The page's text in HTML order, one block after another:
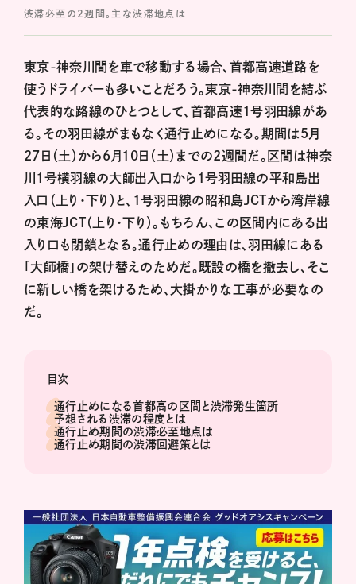
渋滞必至の2週間。主な渋滞地点は
東京-神奈川間を車で移動する場合、首都高速道路を
使うドライバーも多いことだろう。東京-神奈川間を結ぶ
代表的な路線のひとつとして、首都高速1号羽田線があ
る。その羽田線がまもなく通行止めになる。期間は5月
27日（土）から6月10日（土）までの2週間だ。区間は神奈
川1号横羽線の大師出入口から1号羽田線の平和島出
入口（上り・下り）と、1号羽田線の昭和島JCTから湾岸線
の東海JCT（上り・下り）。もちろん、この区間内にある出
入り口も閉鎖となる。通行止めの理由は、羽田線にある
「大師橋」の架け替えのためだ。既設の橋を撤去し、そこ
に新しい橋を架けるため、大掛かりな工事が必要なの
だ。
目次
通行止めになる首都高の区間と渋滞発生箇所
予想される渋滞の程度とは
通行止め期間の渋滞必至地点は
通行止め期間の渋滞回避策とは